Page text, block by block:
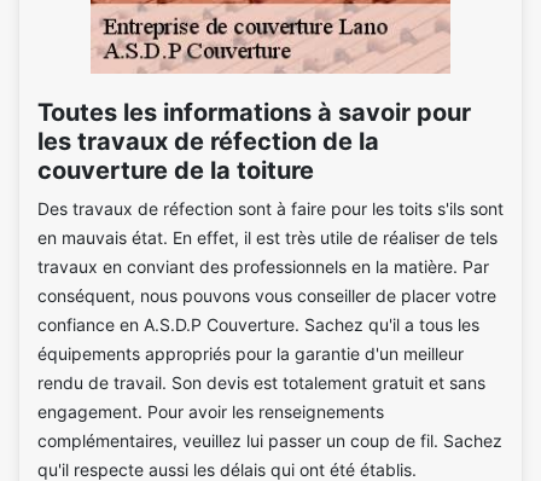
Toutes les informations à savoir pour
les travaux de réfection de la
couverture de la toiture
Des travaux de réfection sont à faire pour les toits s'ils sont
en mauvais état. En effet, il est très utile de réaliser de tels
travaux en conviant des professionnels en la matière. Par
conséquent, nous pouvons vous conseiller de placer votre
confiance en A.S.D.P Couverture. Sachez qu'il a tous les
équipements appropriés pour la garantie d'un meilleur
rendu de travail. Son devis est totalement gratuit et sans
engagement. Pour avoir les renseignements
complémentaires, veuillez lui passer un coup de fil. Sachez
qu'il respecte aussi les délais qui ont été établis.